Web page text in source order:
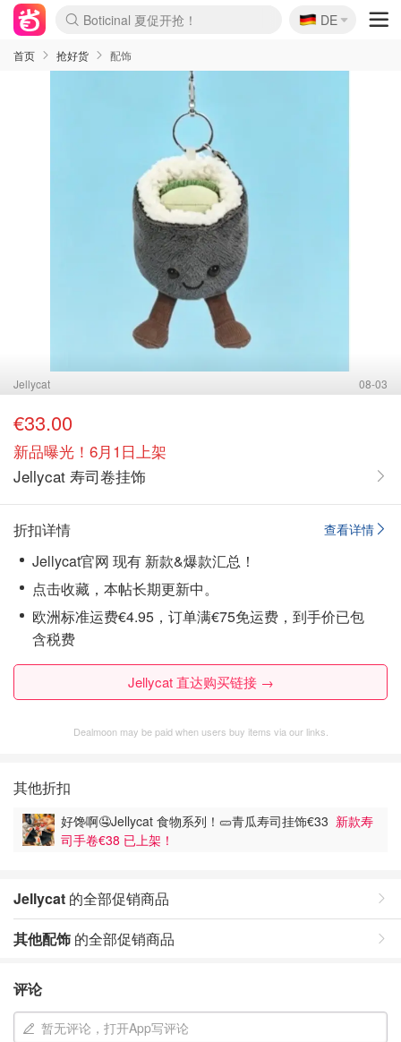
Boticinal 夏促开抢！
4折！lulu周四疯狂上新
还没结束！&OtherStories大促
Joybuy变相75折 随时失效
速领！Stanley独家85折
疑似霸哥！Camper额外叠85折
Zalando 奥莱闪促！每日更新
Moncler反季囤！5折起+叠9折
Coach Brooklyn仅€192
🇩🇪
DE
首页 抢好货 配饰
Jellycat 08-03
€33.00
新品曝光！6月1日上架
Jellycat 寿司卷挂饰
查看详情
折扣详情
Jellycat官网 现有 新款&爆款汇总！
点击收藏，本帖长期更新中。
欧洲标准运费€4.95，订单满€75免运费，到手价已包
含税费
Jellycat 直达购买链接 →
Dealmoon may be paid when users buy items via our links.
其他折扣
好馋啊🤤Jellycat 食物系列！🥒青瓜寿司挂饰€33 新款寿
司手卷€38 已上架！
Jellycat 的全部促销商品
其他配饰 的全部促销商品
评论
暂无评论，打开App写评论